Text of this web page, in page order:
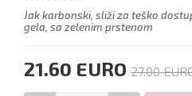
Jak karbonski, sliži za teško
gela, sa zelenim prstenom
21.60 EURO 27.00